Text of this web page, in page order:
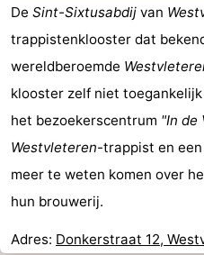
De Sint-Sixtusabdij van
trappistenklooster dat
wereldberoemde
klooster zelf niet
het bezoekerscentrum "In de
Westvleteren-trappist en
meer te weten komen over
hun brouwerij.
Adres: Donkerstraat 12,